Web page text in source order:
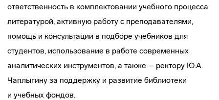
ответственность в комплектовании учебного процесса
литературой, активную работу с преподавателями,
помощь и консультации в подборе учебников для
студентов, использование в работе современных
аналитических инструментов, а также – ректору Ю.А.
Чаплыгину за поддержку и развитие библиотеки
и учебных фондов.